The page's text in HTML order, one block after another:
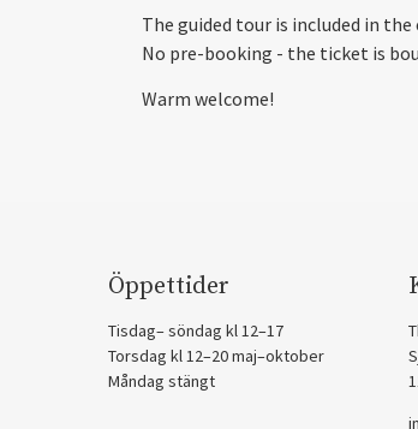
The guided tour is included in
No pre-booking - the ticket is
Warm welcome!
Öppettider
Tisdag– söndag kl 12–17
Torsdag kl 12–20 maj–oktober
Måndag stängt